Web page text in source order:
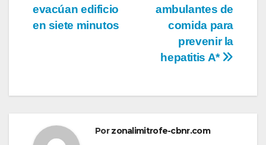
ambulantes de
comida para
prevenir la
hepatitis A*
evacúan edificio
en siete minutos
Porzonalimitrofe-cbnr.com